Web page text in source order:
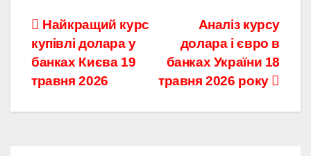
Навігація
записів
Аналіз курсу
долара і євро в
банках України 18
травня 2026 року
Найкращий курс
купівлі долара у
банках Києва 19
травня 2026